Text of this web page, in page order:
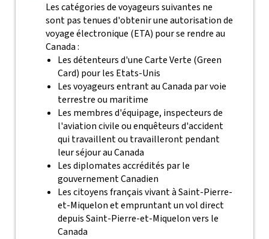
Les catégories de voyageurs suivantes ne
sont pas tenues d'obtenir une autorisation de
voyage électronique (ETA) pour se rendre au
Canada :
Les détenteurs d'une Carte Verte (Green
Card) pour les Etats-Unis
Les voyageurs entrant au Canada par voie
terrestre ou maritime
Les membres d'équipage, inspecteurs de
l'aviation civile ou enquêteurs d'accident
qui travaillent ou travailleront pendant
leur séjour au Canada
Les diplomates accrédités par le
gouvernement Canadien
Les citoyens français vivant à Saint-Pierre-
et-Miquelon et empruntant un vol direct
depuis Saint-Pierre-et-Miquelon vers le
Canada